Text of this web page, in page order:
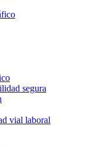
segura
vial laboral